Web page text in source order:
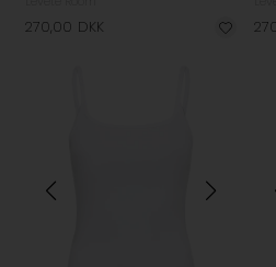
270,00 DKK